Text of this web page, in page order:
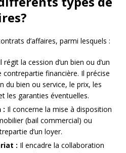
d’affaires, parmi lesquels :
régit la cession d’un bien ou d’un
contrepartie financière. Il précise
du bien ou service, le prix, les
les garanties éventuelles.
: Il concerne la mise à disposition
(bail commercial) ou
d’un loyer.
: Il encadre la collaboration